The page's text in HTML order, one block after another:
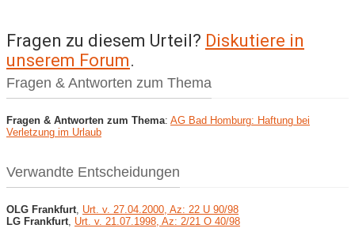
Fragen zu diesem Urteil? Diskutiere in
unserem Forum.
Fragen & Antworten zum Thema
Fragen & Antworten zum Thema: AG Bad Homburg: Haftung bei
Verletzung im Urlaub
Verwandte Entscheidungen
OLG Frankfurt Urt. v. 27.04.2000, Az: 22 U 90/98
LG Frankfurt Urt. v. 21.07.1998, Az: 2/21 O 40/98